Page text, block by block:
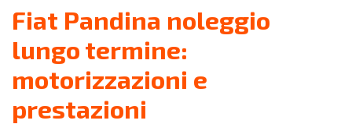
Fiat Pandina noleggio
lungo termine:
motorizzazioni e
prestazioni